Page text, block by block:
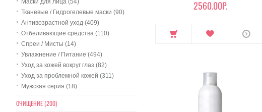
Маски для лица (54)
Тканевые / Гидрогелевые маски (90)
Антивозрастной уход (409)
Отбеливающие средства (110)
Спреи / Мисты (14)
Увлажнение / Питание (494)
Уход за кожей вокруг глаз (82)
Уход за проблемной кожей (311)
Мужская серия (18)
ОЧИЩЕНИЕ (200)
2560.00Р.